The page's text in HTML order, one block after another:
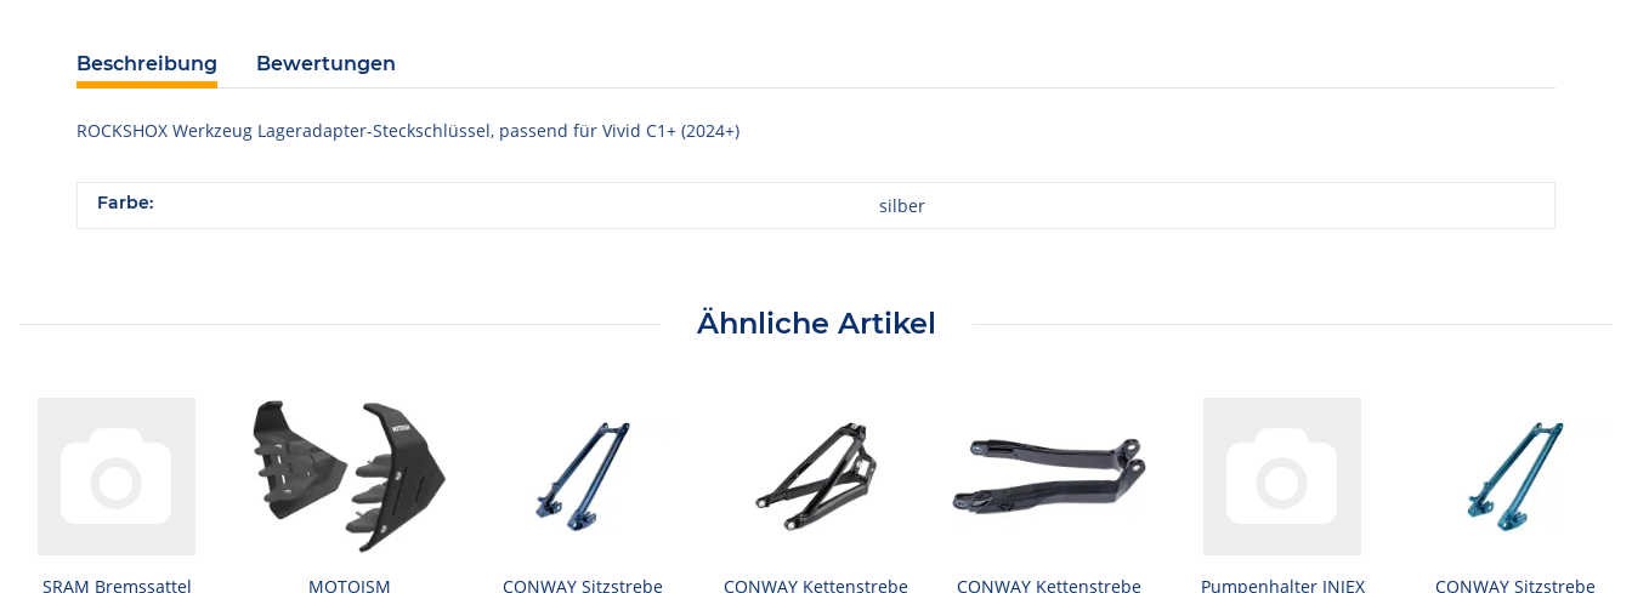
Beschreibung Bewertungen
ROCKSHOX Werkzeug Lageradapter-Steckschlüssel, passend für Vivid C1+ (2024+)
Farbe: silber
Ähnliche Artikel
SRAM Bremssattel
MOTOISM
CONWAY Sitzstrebe
CONWAY Kettenstrebe
CONWAY Kettenstrebe
Pumpenhalter INJEX
CONWAY Sitzstrebe